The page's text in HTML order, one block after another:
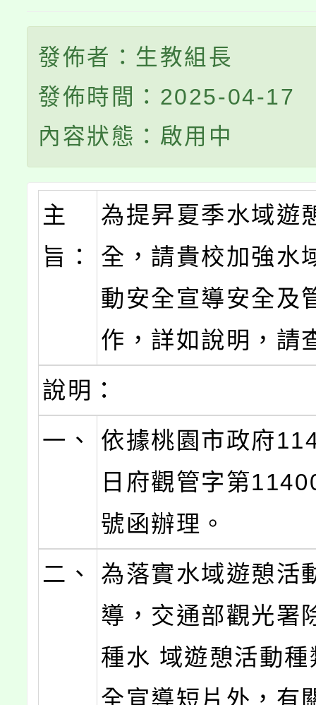
發佈者：生教組長
發佈時間：2025-04-17
內容狀態：啟用中
主
旨：
為提昇夏季水域遊
全，請貴校加強水
動安全宣導安全及
作，詳如說明，請
說明：
一、
依據桃園市政府
日府觀管字第
號函辦理。
二、
為落實水域遊憩活
導，交通部觀光署
種水 域遊憩活動
全宣導短片外，有